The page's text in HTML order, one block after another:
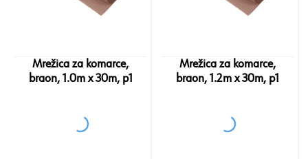
Mrežica za komarce,
braon, 1.0m x 30m, p1
Mrežica za komarce,
braon, 1.2m x 30m, p1